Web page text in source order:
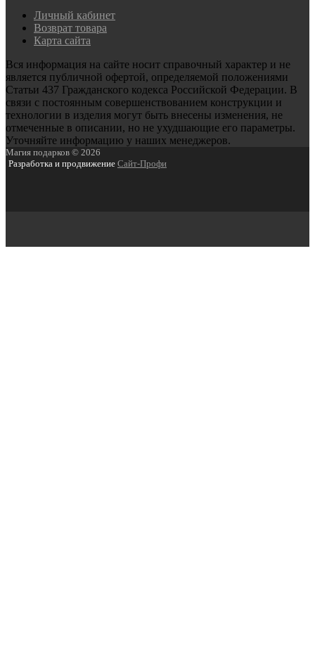
Личный кабинет
Возврат товара
Карта сайта
Вся информация на сайте носит справочный характер и не
является публичной офертой, определяемой положениями
Статьи 437 Гражданского кодекса Российской Федерации. В
связи с постоянным совершенствованием конструкции и
технологии в изделия могут быть внесены изменения, не
отмеченные в описании, но не ухудшающие его параметры.
Уточняйте информацию у наших менеджеров.
Магия подарков © 2026
Разработка и продвижение Сайт-Профи